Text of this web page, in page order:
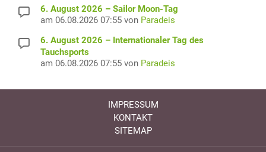
6. August 2026 – Sailor Moon-Tag
am 06.08.2026 07:55 von Paradeis
6. August 2026 – Internationaler Tag des
Tauchsports
am 06.08.2026 07:55 von Paradeis
IMPRESSUM
KONTAKT
SITEMAP